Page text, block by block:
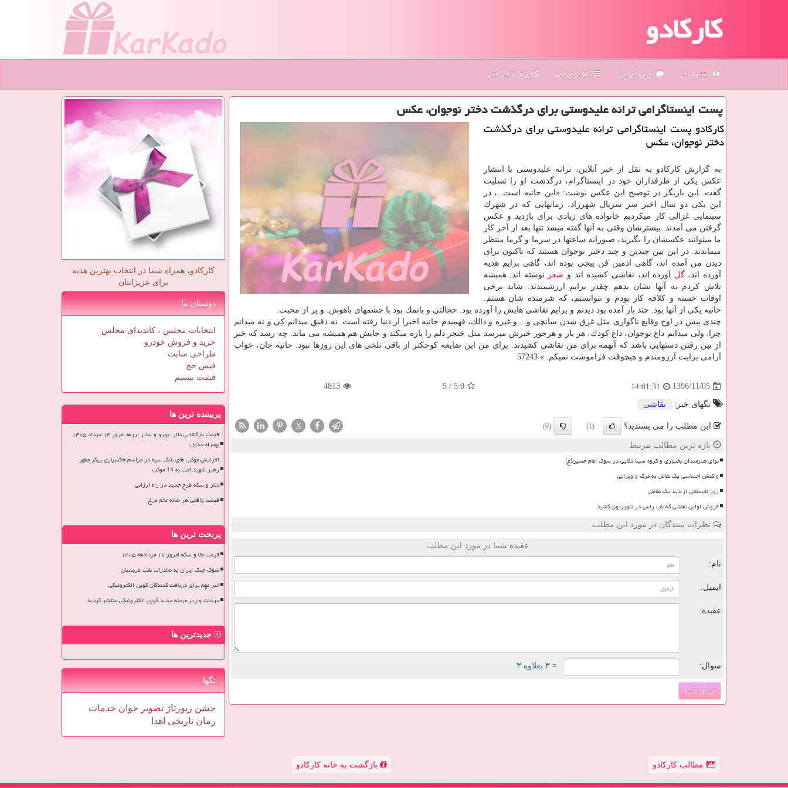
کارکادو
صفحه اصلی درباره كاركادو مطالب كاركادو فروش آنلاین کادو
پست اینستاگرامی ترانه علیدوستی برای درگذشت دختر نوجوان، عكس
كاركادو پست اینستاگرامی ترانه علیدوستی برای درگذشت
دختر نوجوان، عكس
به گزارش كاركادو به نقل از خبر آنلاین، ترانه علیدوستی با انتشار
عكس یكی از طرفداران خود در اینستاگرام، درگذشت او را تسلیت
گفت. این بازیگر در توضیح این عكس نوشت: «این حانیه است. ، در
این یكی دو سال اخیر سر سریال شهرزاد، زمانهایی كه در شهرك
سینمایی غزالی كار میكردیم خانواده های زیادی برای بازدید و عكس
گرفتن می آمدند. بیشترشان وقتی به آنها گفته میشد تنها بعد از آخر كار
ما میتوانند عكسشان را بگیرند، صبورانه ساعتها در سرما و گرما منتظر
میماندند. در این بین چندین و چند دختر نوجوان هستند كه تاكنون برای
دیدن من آمده اند، گاهی ادمین فن پیجی بوده اند، گاهی برایم هدیه
آورده اند،گل آورده اند، نقاشی كشیده اند و شعر
نوشته اند. همیشه
تلاش كردم به آنها نشان بدهم چقدر برایم ارزشمندند. شاید برخی
اوقات خسته و كلافه كار بودم و نتوانستم، كه شرمنده شان هستم.
حانیه یكی از آنها بود. چند بار آمده بود دیدنم و برایم نقاشی هایش را آورده بود. خجالتی و بانمك بود با چشمهای باهوش. و پر از محبت.
چندی پیش در اوج وقایع ناگواری مثل غرق شدن سانچی و... و غیره و ذالك، فهمیدم حانیه اخیرا از دنیا رفته است. نه دقیق میدانم كِی و نه میدانم
چرا. ولی میدانم داغ نوجوان، داغ كودك، هر بار و هرجور خبرش میرسد مثل خنجر دلم را پاره میكند و جایش هم همیشه می ماند. چه رسد كه خبر
از بین رفتن دستهایی باشد كه آنهمه برای من نقاشی كشیدند. برای من این ضایعه كوچكتر از باقی تلخی های این روزها نبود. حانیه جان، خواب
آرامی برایت آرزومندم و هیچوقت فراموشت نمیكم. » 57243
1396/11/05
14:01:31
5.0
/
5
4813
تگهای خبر: نقاشی
این مطلب را می پسندید؟ (1)
(0)
X
تازه ترین مطالب مرتبط
نوای هنرمندان بختیاری و گروه سینا ذکایی در سوگ امام حسین(ع)
واکنش احساسی یک نقاش به مرگ و ویرانی
روز تابستانی از دید یک نقاش
فروش اولین نقاشی که باب راس در تلویزیون کشید
نظرات بینندگان در مورد این مطلب
عقیده شما در مورد این مطلب
نام:
ایمیل:
عقیده:
سوال: = ۳ بعلاوه ۳
کارکادو، همراه شما در انتخاب بهترین هدیه
برای عزیزانتان
دوستان ما
انتخابات مجلس ، کاندیدای مجلس
خرید و فروش خودرو
طراحی سایت
فیش حج
قیمت بیسیم
پربیننده ترین ها
قیمت بازگشایی دلار، یورو و سایر ارزها امروز ۱۳ خرداد ۱۴۰۵
بهمراه جدول
افزایش موکب های بانک سپه در مراسم خاکسپاری پیکر مطهر
رهبر شهید امت به 14 موکب
دلار و سکه طرح جدید در راه ارزانی
قیمت واقعی هر شانه تخم مرغ
پربحث ترین ها
قیمت طلا و سکه امروز ۱۷ مردادماه ۱۴۰۵
شوک جنگ ایران به صادرات نفت عربستان
خبر مهم برای دریافت کنندگان کوپن الکترونیکی
جزئیات واریز مرحله جدید کوپن الکترونیکی منتشر گردید
جدیدترین ها
تگها
جشن رپورتاژ تصویر جوان خدمات
رمان تاریخی اهدا
مطالب کارکادو بازگشت به خانه کارکادو